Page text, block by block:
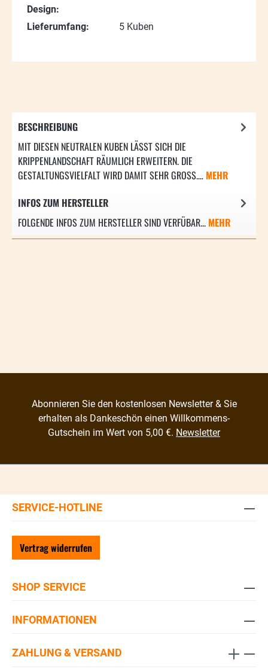
Design:
Lieferumfang:
5 Kuben
BESCHREIBUNG
MIT DIESEN NEUTRALEN KUBEN LÄSST SICH DIE K
RIPPENLANDSCHAFT RÄUMLICH ERWEITERN. DIE G
ESTALTUNGSVIELFALT WIRD DAMIT SEHR GROSS.… MEHR
INFOS ZUM HERSTELLER
FOLGENDE INFOS ZUM HERSTELLER SIND VERFÜBAR... MEHR
Abonnieren Sie den kostenlosen Newsletter & Sie
erhalten als Dankeschön einen Willkommens-
Gutschein im Wert von 5,00 €. Newsletter
SERVICE-HOTLINE
Vertrag widerrufen
SHOP SERVICE
INFORMATIONEN
ZAHLUNG & VERSAND